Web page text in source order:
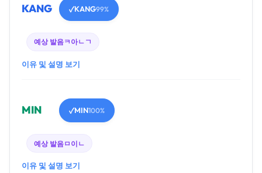
KANG ✓KANG99%
예상 발음ㅋ아ㄴㄱ
이유 및 설명 보기
MIN ✓MIN100%
예상 발음ㅁ이ㄴ
이유 및 설명 보기